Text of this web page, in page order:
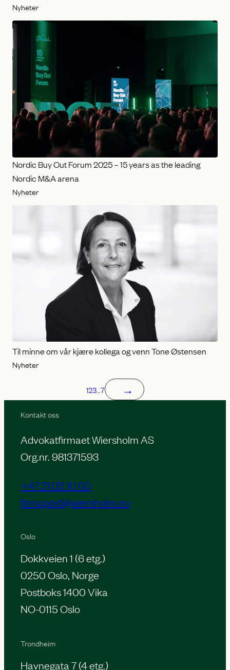
Nyheter
Nordic Buy Out Forum 2025 – 15 years as the leading
Nordic M&A arena
Nyheter
Til minne om vår kjære kollega og venn Tone Østensen
Nyheter
123… 7 →
Kontakt oss
Advokatfirmaet Wiersholm AS
Org.nr. 981371593
+47 21 02 10 00
firmapost@wiersholm.no
Oslo
Dokkveien 1 (6 etg.)
0250 Oslo, Norge
Postboks 1400 Vika
NO-0115 Oslo
Trondheim
Havnegata 7 (4 etg.)